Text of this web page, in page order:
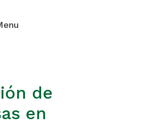
de
en